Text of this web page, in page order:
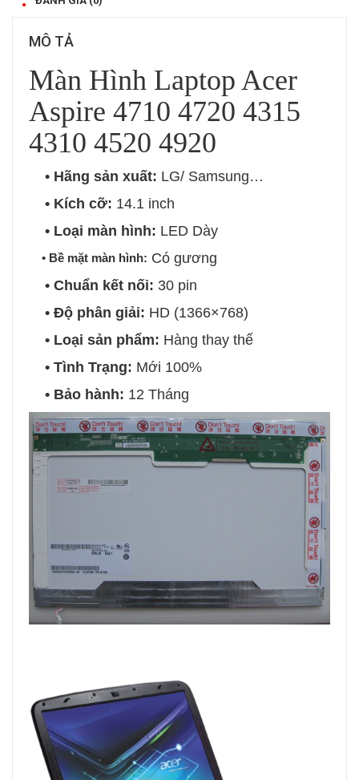
MÔ TẢ
Màn Hình Laptop Acer
Aspire 4710 4720 4315
4310 4520 4920
• Hãng sản xuất: LG/ Samsung…
• Kích cỡ: 14.1 inch
• Loại màn hình: LED Dày
• Bề mặt màn hình: Có gương
• Chuẩn kết nối: 30 pin
• Độ phân giải: HD (1366×768)
• Loại sản phẩm: Hàng thay thế
• Tình Trạng: Mới 100%
• Bảo hành: 12 Tháng